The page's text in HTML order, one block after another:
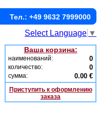
Тел.: +49 9632 7999000
Select Language ▼
Ваша корзина:
наименований: 0
количество: 0
сумма: 0.00 €
Приступить к оформлению
заказа